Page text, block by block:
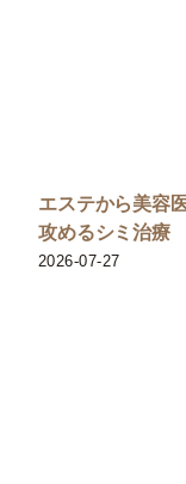
エステから美容
攻めるシミ治療
2026-07-27